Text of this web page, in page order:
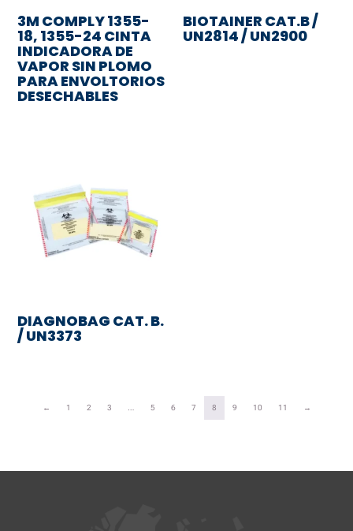
3M COMPLY 1355-
18, 1355-24 CINTA
INDICADORA DE
VAPOR SIN PLOMO
PARA ENVOLTORIOS
DESECHABLES
BIOTAINER CAT.B /
UN2814 / UN2900
DIAGNOBAG CAT. B.
/ UN3373
← 1 2 3 5 6 7 8 9 10 11 →